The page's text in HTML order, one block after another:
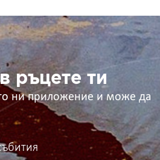
ръцете ти
ни приложение и може да